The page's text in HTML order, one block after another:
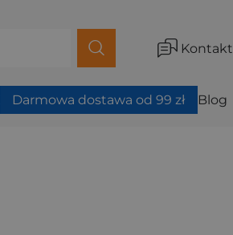
Kontakt
Darmowa dostawa od 99 zł Blog